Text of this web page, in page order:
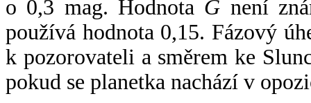
o 0,3 mag. Hodnota G není
používá hodnota 0,15. Fázový
k pozorovateli a směrem ke
pokud se planetka nachází v